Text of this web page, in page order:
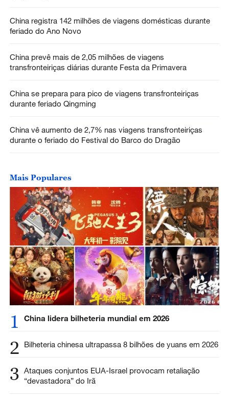
China registra 142 milhões de viagens domésticas durante
feriado do Ano Novo
China prevê mais de 2,05 milhões de viagens
transfronteiriças diárias durante Festa da Primavera
China se prepara para pico de viagens transfronteiriças
durante feriado Qingming
China vê aumento de 2,7% nas viagens transfronteiriças
durante o feriado do Festival do Barco do Dragão
Mais Populares
1 China lidera bilheteria mundial em 2026
2 Bilheteria chinesa ultrapassa 8 bilhões de yuans em 2026
3 Ataques conjuntos EUA-Israel provocam retaliação
“devastadora” do Irã